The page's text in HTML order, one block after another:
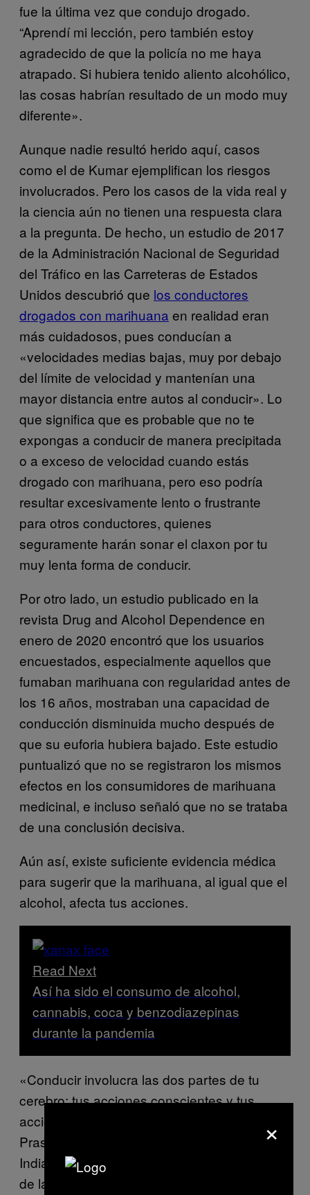
fue la última vez que condujo drogado.
“Aprendí mi lección, pero también estoy
agradecido de que la policía no me haya
atrapado. Si hubiera tenido aliento alcohólico,
las cosas habrían resultado de un modo muy
diferente».
Aunque nadie resultó herido aquí, casos
como el de Kumar ejemplifican los riesgos
involucrados. Pero los casos de la vida real y
la ciencia aún no tienen una respuesta clara
a la pregunta. De hecho, un estudio de 2017
de la Administración Nacional de Seguridad
del Tráfico en las Carreteras de Estados
Unidos descubrió que los conductores
drogados con marihuana en realidad eran
más cuidadosos, pues conducían a
«velocidades medias bajas, muy por debajo
del límite de velocidad y mantenían una
mayor distancia entre autos al conducir». Lo
que significa que es probable que no te
expongas a conducir de manera precipitada
o a exceso de velocidad cuando estás
drogado con marihuana, pero eso podría
resultar excesivamente lento o frustrante
para otros conductores, quienes
seguramente harán sonar el claxon por tu
muy lenta forma de conducir.
Por otro lado, un estudio publicado en la
revista Drug and Alcohol Dependence en
enero de 2020 encontró que los usuarios
encuestados, especialmente aquellos que
fumaban marihuana con regularidad antes de
los 16 años, mostraban una capacidad de
conducción disminuida mucho después de
que su euforia hubiera bajado. Este estudio
puntualizó que no se registraron los mismos
efectos en los consumidores de marihuana
medicinal, e incluso señaló que no se trataba
de una conclusión decisiva.
Aún así, existe suficiente evidencia médica
para sugerir que la marihuana, al igual que el
alcohol, afecta tus acciones.
Read Next
Así ha sido el consumo de alcohol,
cannabis, coca y benzodiazepinas
durante la pandemia
«Conducir involucra las dos partes de tu
cerebro: tus acciones conscientes y tus
acciones cognitivas», le dijo a VICE el Dr.
Prashant Punia, neurocirujano de Pune,
India, y explicó que las acciones instintivas
de la parte consciente del cerebro de una
×